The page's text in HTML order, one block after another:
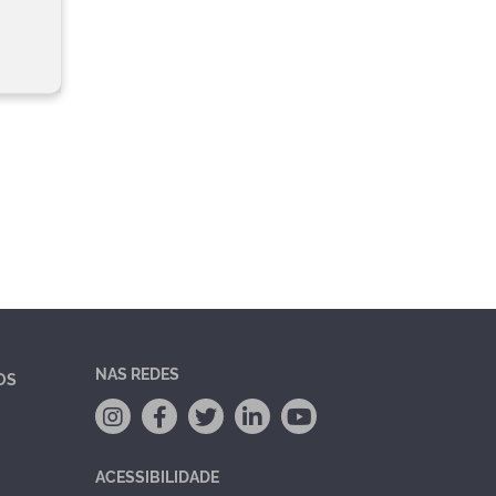
NAS REDES
ACESSIBILIDADE